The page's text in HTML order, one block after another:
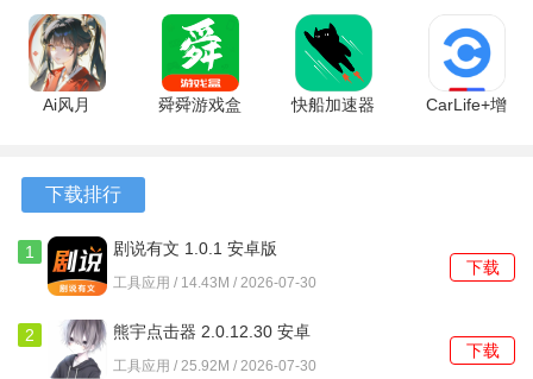
2、每条违章记录都附带地图定位标识，点击后能清晰看到违
规发生的具体路段和方向。
3、对于已开通线上服务的地区，确认罚单后可以直接完成罚
软件功能
1、输入车牌号码和发动机号后六位，即可检索到该车辆名下
所有未处理和已处理的违规详情。
2、提供最新的交通法规全文和官方政策解读，内容按照驾驶
证申领、道路通行等类别进行分类。
3.6.30.484
官方版
1.4.8 最新
版
3.4版本 3.4
官方版
6.3.12 final
安卓版
Ai风月
舜舜游戏盒
快船加速器
CarLife+增
下载排行
1 剧说有文 1.0.1 安卓版
工具应用 / 14.43M / 2026-07-30
下载
2
熊宇点击器 2.0.12.30 安卓
版
工具应用 / 25.92M / 2026-07-30
下载